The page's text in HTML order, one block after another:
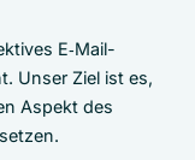
E‑Mail-
Unser Ziel ist es,
Aspekt des